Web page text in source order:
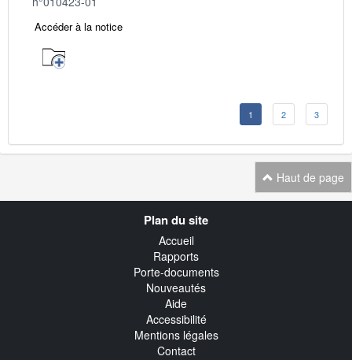
Accéder à la notice
1 2 3
Haut de page
Plan du site
Accueil
Rapports
Porte-documents
Nouveautés
Aide
Accessibilité
Mentions légales
Contact